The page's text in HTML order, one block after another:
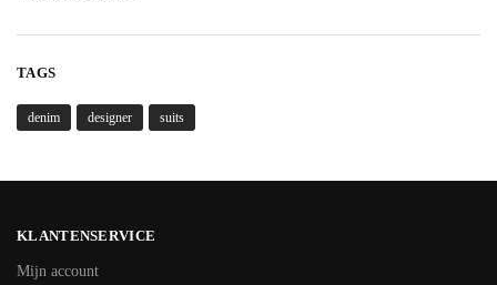
TAGS
denim designer suits
KLANTENSERVICE
Mijn account